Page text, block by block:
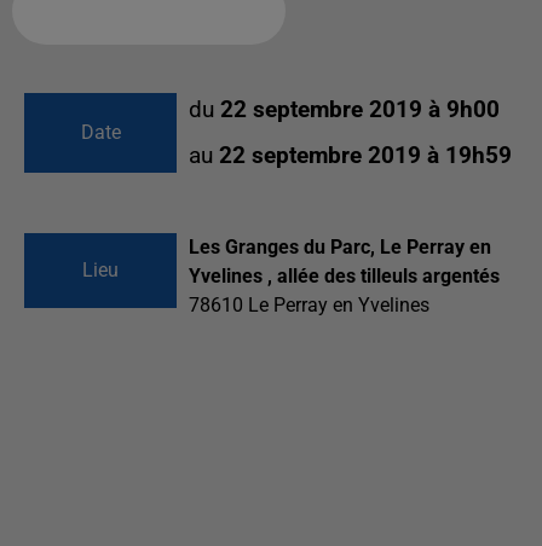
Date
du 22 septembre 2019 à 9h00
au 22 septembre 2019 à 19h59
Lieu
Les Granges du Parc, Le Perray en
Yvelines , allée des tilleuls argentés
78610 Le Perray en Yvelines